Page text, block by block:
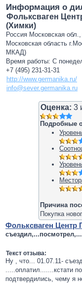
Информация о
Фольксваген
(Химки)
Россия Московская
Московская область
МКАД)
Время работы: С
+7 (495) 231-31-31
http://www.germanika.ru/
info@sever.germanika.ru
Оценка: 3
Подробные
Причина
Покупка
Фольксваген Центр
Текст отзыва:
Ну , что... 01.07.11-
.....оплатил.......кстати
подтвердились, чему я